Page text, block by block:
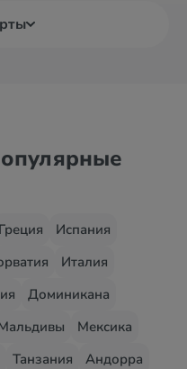
Греция
Испания
Италия
Доминикана
Мексика
Танзания
Андорра